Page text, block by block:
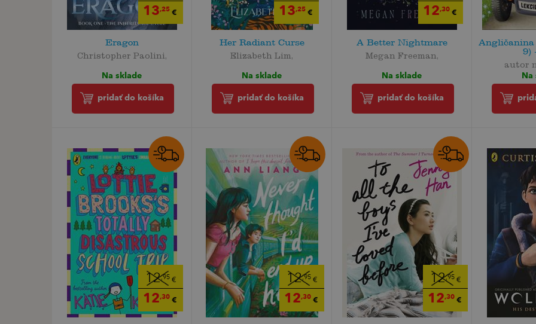
13,25 €
Eragon
Christopher Paolini,
Na sklade
pridať do košíka
13,25 €
Her Radiant Curse
Elizabeth Lim,
Na sklade
pridať do košíka
12,30 €
A Better Nightmare
Megan Freeman,
Na sklade
pridať do košíka
Angličanina
9)
autor
Na
12,95 €
12,30 €
12,95 €
12,30 €
12,95 €
12,30 €